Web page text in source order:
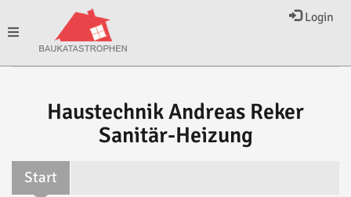
Login
Toggle
Haustechnik Andreas Reker
Sanitär-Heizung
Start